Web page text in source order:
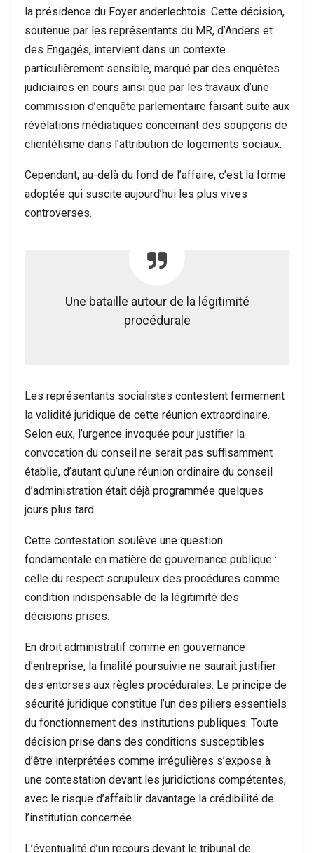
la présidence du Foyer anderlechtois. Cette décision,
soutenue par les représentants du MR, d’Anders et
des Engagés, intervient dans un contexte
particulièrement sensible, marqué par des enquêtes
judiciaires en cours ainsi que par les travaux d’une
commission d’enquête parlementaire faisant suite aux
révélations médiatiques concernant des soupçons de
clientélisme dans l’attribution de logements sociaux.
Cependant, au-delà du fond de l’affaire, c’est la forme
adoptée qui suscite aujourd’hui les plus vives
controverses.
Une bataille autour de la légitimité
procédurale
Les représentants socialistes contestent fermement
la validité juridique de cette réunion extraordinaire.
Selon eux, l’urgence invoquée pour justifier la
convocation du conseil ne serait pas suffisamment
établie, d’autant qu’une réunion ordinaire du conseil
d’administration était déjà programmée quelques
jours plus tard.
Cette contestation soulève une question
fondamentale en matière de gouvernance publique :
celle du respect scrupuleux des procédures comme
condition indispensable de la légitimité des
décisions prises.
En droit administratif comme en gouvernance
d’entreprise, la finalité poursuivie ne saurait justifier
des entorses aux règles procédurales. Le principe de
sécurité juridique constitue l’un des piliers essentiels
du fonctionnement des institutions publiques. Toute
décision prise dans des conditions susceptibles
d’être interprétées comme irrégulières s’expose à
une contestation devant les juridictions compétentes,
avec le risque d’affaiblir davantage la crédibilité de
l’institution concernée.
L’éventualité d’un recours devant le tribunal de